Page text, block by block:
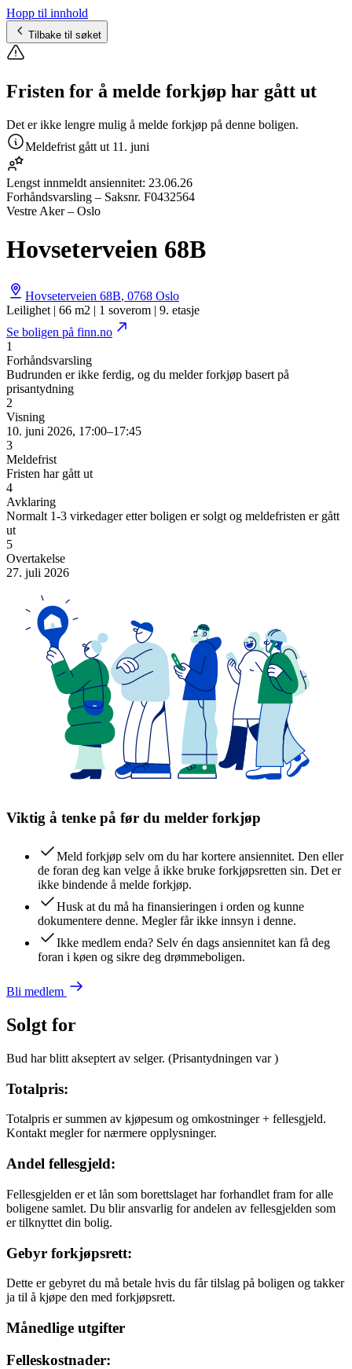
Hopp til innhold
Tilbake til søket
Fristen for å melde forkjøp har gått ut
Det er ikke lengre mulig å melde forkjøp på denne boligen.
Meldefrist gått ut 11. juni
Lengst innmeldt ansiennitet: 23.06.26
Forhåndsvarsling – Saksnr. F0432564
Vestre Aker – Oslo
Hovseterveien 68B
Hovseterveien 68B, 0768 Oslo
Leilighet | 66 m2 | 1 soverom | 9. etasje
Se boligen på finn.no
1
Forhåndsvarsling
Budrunden er ikke ferdig, og du melder forkjøp basert på
prisantydning
2
Visning
10. juni 2026, 17:00–17:45
3
Meldefrist
Fristen har gått ut
4
Avklaring
Normalt 1-3 virkedager etter boligen er solgt og meldefristen er gått
ut
5
Overtakelse
27. juli 2026
Viktig å tenke på før du melder forkjøp
Meld forkjøp selv om du har kortere ansiennitet. Den eller
de foran deg kan velge å ikke bruke forkjøpsretten sin. Det er
ikke bindende å melde forkjøp.
Husk at du må ha finansieringen i orden og kunne
dokumentere denne. Megler får ikke innsyn i denne.
Ikke medlem enda? Selv én dags ansiennitet kan få deg
foran i køen og sikre deg drømmeboligen.
Bli medlem
Solgt for
Bud har blitt akseptert av selger. (Prisantydningen var)
Totalpris:
Totalpris er summen av kjøpesum og omkostninger + fellesgjeld.
Kontakt megler for nærmere opplysninger.
Andel fellesgjeld:
Fellesgjelden er et lån som borettslaget har forhandlet fram for alle
boligene samlet. Du blir ansvarlig for andelen av fellesgjelden som
er tilknyttet din bolig.
Gebyr forkjøpsrett:
Dette er gebyret du må betale hvis du får tilslag på boligen og takker
ja til å kjøpe den med forkjøpsrett.
Månedlige utgifter
Felleskostnader: